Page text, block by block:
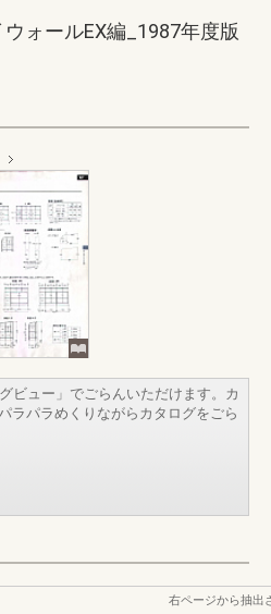
ォールEX編_1987年度版
ビュー」でごらんいただけます。カ
ラパラめくりながらカタログをごら
右ページから抽出